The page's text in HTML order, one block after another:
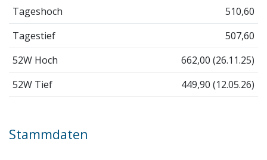
Tageshoch
510,60
Tagestief
507,60
52W Hoch
662,00 (26.11.25)
52W Tief
449,90 (12.05.26)
Stammdaten